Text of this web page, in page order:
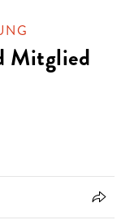
Mitglied